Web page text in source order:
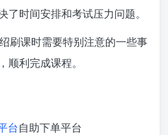
时间安排和考试压力问题。
刷课时需要特别注意的一些事
利完成课程。
台自助下单平台